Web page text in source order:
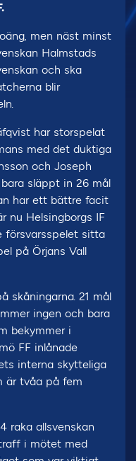
men näst minst
Halmstads
och ska
blir
har storspelat
med det duktiga
och Joseph
släppt in 26 mål
har ett bättre facit
nu Helsingborgs IF
försvarsspelet sitta
på Örjans Vall
skåningarna. 21 mål
ingen och bara
bekymmer i
FF inlånade
interna skytteliga
är tvåa på fem
raka allsvenskan
i mötet med